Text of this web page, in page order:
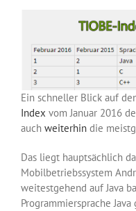
Ein schneller Blick auf
Index vom Januar 2016
auch weiterhin die
Das liegt hauptsächlich
Mobilbetriebssystem
weitestgehend auf Java
Programmiersprache